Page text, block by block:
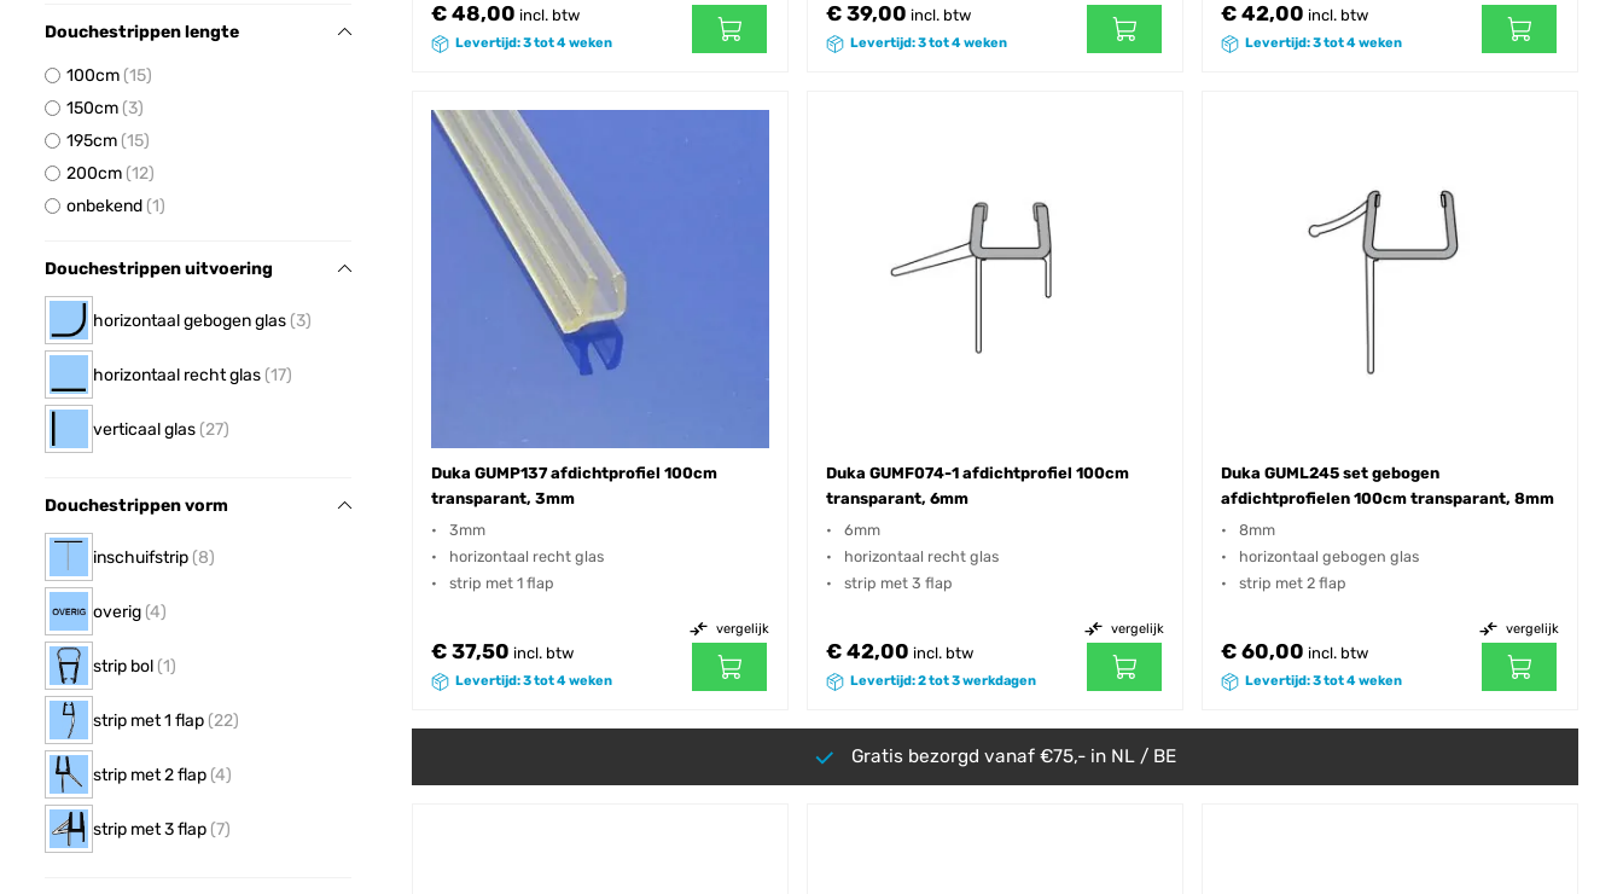
€ 48,00 incl. btw
Levertijd: 3 tot 4 weken
€ 39,00 incl. btw
Levertijd: 3 tot 4 weken
€ 42,00 incl. btw
Levertijd: 3 tot 4 weken
Duka GUMP137 afdichtprofiel 100cm
transparant, 3mm
3mm
horizontaal recht glas
strip met 1 flap
€ 37,50 incl. btw
Levertijd: 3 tot 4 weken
vergelijk
Duka GUMF074-1 afdichtprofiel 100cm
transparant, 6mm
6mm
horizontaal recht glas
strip met 3 flap
€ 42,00 incl. btw
Levertijd: 2 tot 3 werkdagen
vergelijk
Duka GUML245 set gebogen
afdichtprofielen 100cm transparant, 8mm
8mm
horizontaal gebogen glas
strip met 2 flap
€ 60,00 incl. btw
Levertijd: 3 tot 4 weken
vergelijk
Gratis bezorgd vanaf €75,- in NL / BE
Douchestrippen lengte
100cm 15
150cm 3
195cm 15
200cm 12
onbekend 1
Douchestrippen uitvoering
horizontaal gebogen glas 3
horizontaal recht glas 17
verticaal glas 27
Douchestrippen vorm
inschuifstrip 8
overig 4
strip bol 1
strip met 1 flap 22
strip met 2 flap 4
strip met 3 flap 7